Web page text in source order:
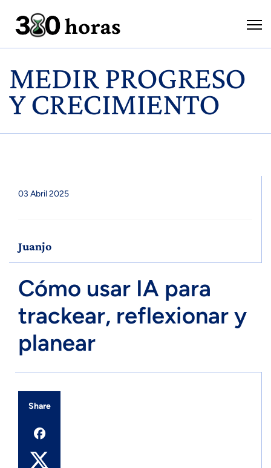
MEDIR PROGRESO
Y CRECIMIENTO
03 Abril 2025
Juanjo
Cómo usar IA para
trackear, reflexionar y
planear
Share